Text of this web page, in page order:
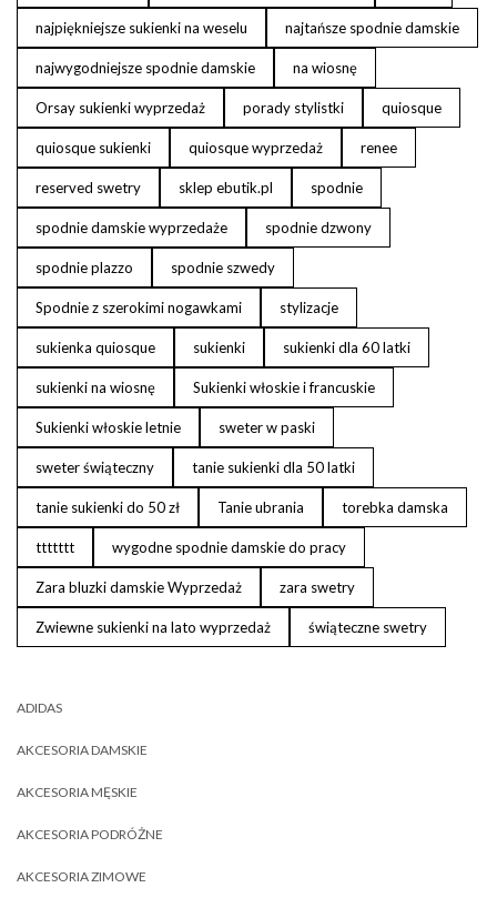
najpiękniejsze sukienki na weselu najtańsze spodnie damskie
najwygodniejsze spodnie damskie na wiosnę
Orsay sukienki wyprzedaż porady stylistki quiosque
quiosque sukienki quiosque wyprzedaż renee
reserved swetry sklep ebutik.pl spodnie
spodnie damskie wyprzedaże spodnie dzwony
spodnie plazzo spodnie szwedy
Spodnie z szerokimi nogawkami stylizacje
sukienka quiosque sukienki sukienki dla 60 latki
sukienki na wiosnę Sukienki włoskie i francuskie
Sukienki włoskie letnie sweter w paski
sweter świąteczny tanie sukienki dla 50 latki
tanie sukienki do 50 zł Tanie ubrania torebka damska
ttttttt wygodne spodnie damskie do pracy
Zara bluzki damskie Wyprzedaż zara swetry
Zwiewne sukienki na lato wyprzedaż świąteczne swetry
ADIDAS
AKCESORIA DAMSKIE
AKCESORIA MĘSKIE
AKCESORIA PODRÓŻNE
AKCESORIA ZIMOWE